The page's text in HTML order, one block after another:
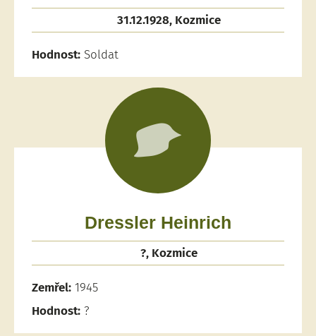
31.12.1928, Kozmice
Hodnost: Soldat
Dressler Heinrich
?, Kozmice
Zemřel: 1945
Hodnost: ?